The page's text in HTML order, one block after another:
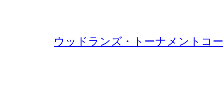
ウッドランズ・トーナメントコ